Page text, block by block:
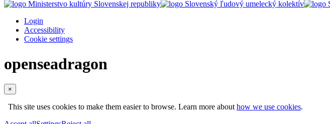
Login
Accessibility
Cookie settings
openseadragon
×
This site uses cookies to make them easier to browse. Learn more about how we use cookies.